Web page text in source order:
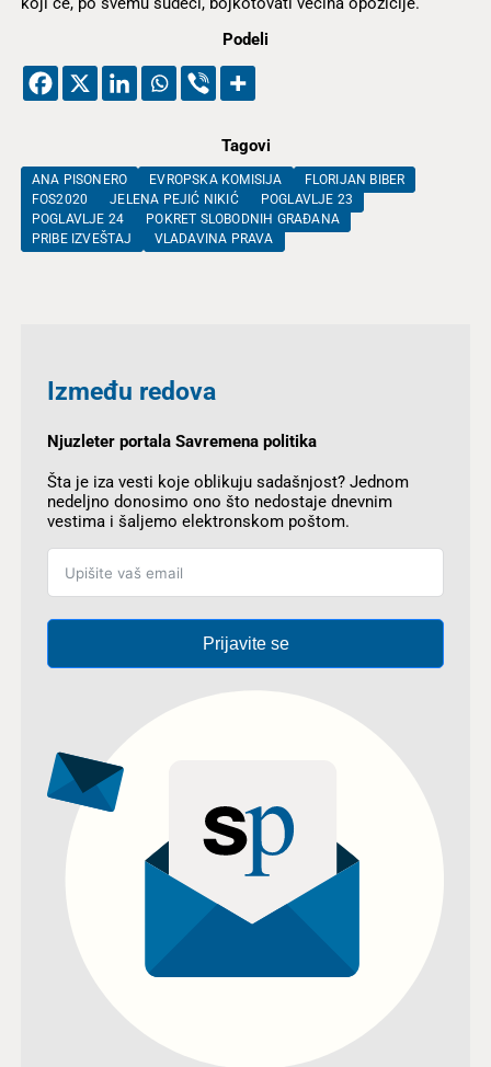
Podeli
Tagovi
ANA PISONERO EVROPSKA KOMISIJA
FLORIJAN BIBER
FOS2020
JELENA PEJIĆ NIKIĆ
POGLAVLJE 23
POGLAVLJE 24
POKRET SLOBODNIH GRAĐANA
PRIBE IZVEŠTAJ
VLADAVINA PRAVA
Između redova
Njuzleter portala Savremena politika
Šta je iza vesti koje oblikuju sadašnjost? Jednom
nedeljno donosimo ono što nedostaje dnevnim
vestima i šaljemo elektronskom poštom.
Prijavite se